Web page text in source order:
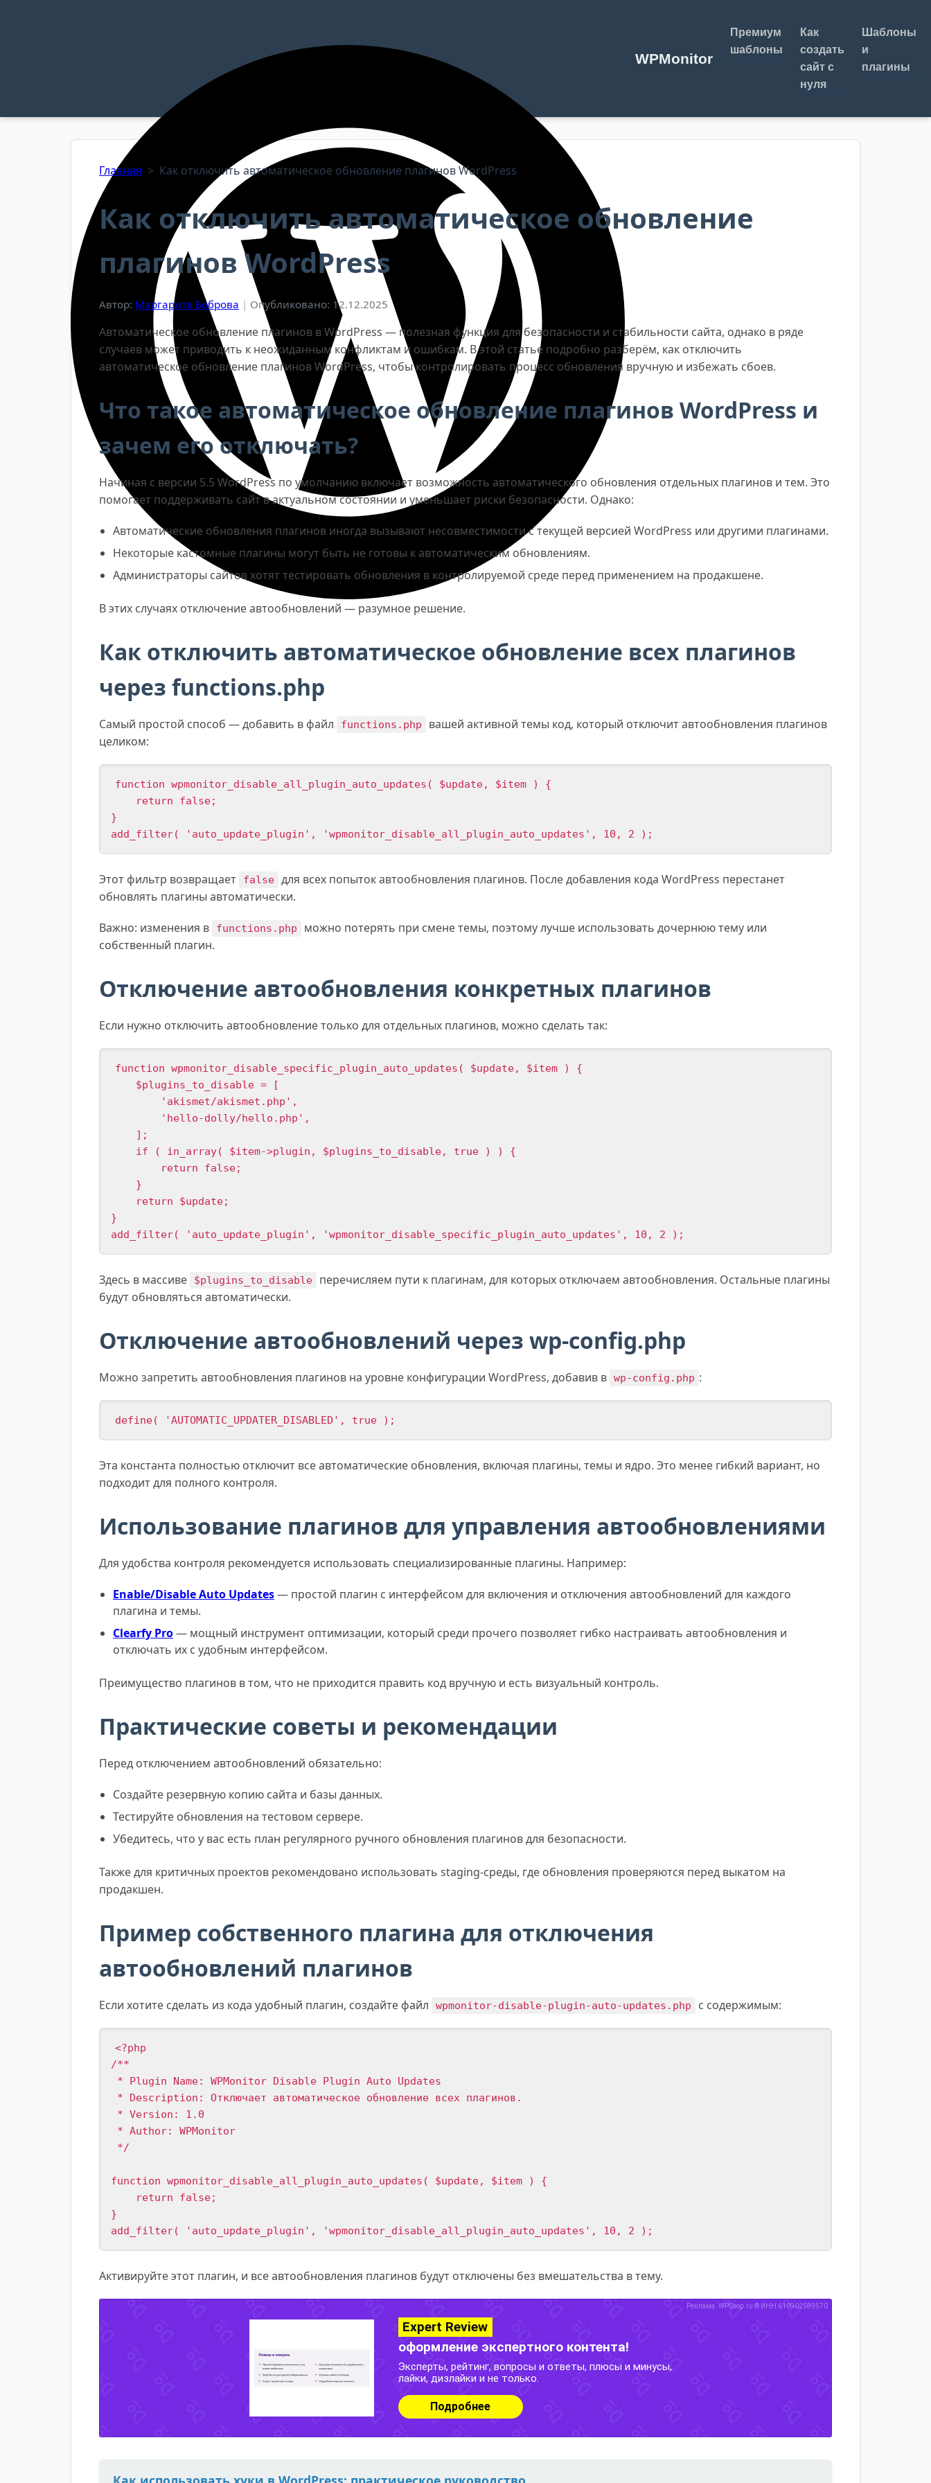
WPMonitor
Премиум
шаблоны
Как
создать
сайт с
нуля
Шаблоны
и
плагины
Главная > Как отключить автоматическое обновление плагинов WordPress
Как отключить автоматическое обновление
плагинов WordPress
Автор: Маргарита Боброва | Опубликовано: 12.12.2025
Автоматическое обновление плагинов в WordPress — полезная функция для безопасности и стабильности сайта, однако в ряде
случаев может приводить к неожиданным конфликтам и ошибкам. В этой статье подробно разберём, как отключить
автоматическое обновление плагинов WordPress, чтобы контролировать процесс обновления вручную и избежать сбоев.
Что такое автоматическое обновление плагинов WordPress и
зачем его отключать?
Начиная с версии 5.5 WordPress по умолчанию включает возможность автоматического обновления отдельных плагинов и тем. Это
помогает поддерживать сайт в актуальном состоянии и уменьшает риски безопасности. Однако:
Автоматические обновления плагинов иногда вызывают несовместимости с текущей версией WordPress или другими плагинами.
Некоторые кастомные плагины могут быть не готовы к автоматическим обновлениям.
Администраторы сайтов хотят тестировать обновления в контролируемой среде перед применением на продакшене.
В этих случаях отключение автообновлений — разумное решение.
Как отключить автоматическое обновление всех плагинов
через functions.php
Самый простой способ — добавить в файл functions.php
вашей активной темы код, который отключит автообновления плагинов
целиком:
function wpmonitor_disable_all_plugin_auto_updates( $update, $item ) {
    return false;
}
add_filter( 'auto_update_plugin', 'wpmonitor_disable_all_plugin_auto_updates', 10, 2 );
Этот фильтр возвращает false для всех попыток автообновления плагинов. После добавления кода WordPress перестанет
обновлять плагины автоматически.
Важно: изменения в functions.php
можно потерять при смене темы, поэтому лучше использовать дочернюю тему или
собственный плагин.
Отключение автообновления конкретных плагинов
Если нужно отключить автообновление только для отдельных плагинов, можно сделать так:
function wpmonitor_disable_specific_plugin_auto_updates( $update, $item ) {
    $plugins_to_disable = [
        'akismet/akismet.php',
        'hello-dolly/hello.php',
    ];
    if ( in_array( $item->plugin, $plugins_to_disable, true ) ) {
        return false;
    }
    return $update;
}
add_filter( 'auto_update_plugin', 'wpmonitor_disable_specific_plugin_auto_updates', 10, 2 );
Здесь в массиве $plugins_to_disable
перечисляем пути к плагинам, для которых отключаем автообновления. Остальные плагины
будут обновляться автоматически.
Отключение автообновлений через wp-config.php
Можно запретить автообновления плагинов на уровне конфигурации WordPress, добавив в wp-config.php :
define( 'AUTOMATIC_UPDATER_DISABLED', true );
Эта константа полностью отключит все автоматические обновления, включая плагины, темы и ядро. Это менее гибкий вариант, но
подходит для полного контроля.
Использование плагинов для управления автообновлениями
Для удобства контроля рекомендуется использовать специализированные плагины. Например:
Enable/Disable Auto Updates— простой плагин с интерфейсом для включения и отключения автообновлений для каждого
плагина и темы.
Clearfy Pro— мощный инструмент оптимизации, который среди прочего позволяет гибко настраивать автообновления и
отключать их с удобным интерфейсом.
Преимущество плагинов в том, что не приходится править код вручную и есть визуальный контроль.
Практические советы и рекомендации
Перед отключением автообновлений обязательно:
Создайте резервную копию сайта и базы данных.
Тестируйте обновления на тестовом сервере.
Убедитесь, что у вас есть план регулярного ручного обновления плагинов для безопасности.
Также для критичных проектов рекомендовано использовать staging-среды, где обновления проверяются перед выкатом на
продакшен.
Пример собственного плагина для отключения
автообновлений плагинов
Если хотите сделать из кода удобный плагин, создайте файл wpmonitor-disable-plugin-auto-updates.php с содержимым:
<?php
/**
* Plugin Name: WPMonitor Disable Plugin Auto Updates
* Description: Отключает автоматическое обновление всех плагинов.
* Version: 1.0
* Author: WPMonitor
*/
function wpmonitor_disable_all_plugin_auto_updates( $update, $item ) {
    return false;
}
add_filter( 'auto_update_plugin', 'wpmonitor_disable_all_plugin_auto_updates', 10, 2 );
Активируйте этот плагин, и все автообновления плагинов будут отключены без вмешательства в тему.